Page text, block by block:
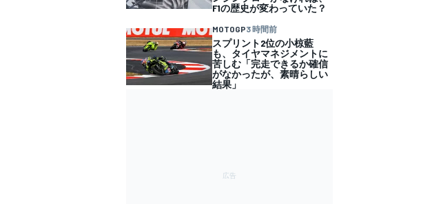
F1の歴史が変わっていた？
MOTOGP3 時間前
スプリント2位の小椋藍
も、タイヤマネジメントに
苦しむ「完走できるか確信
がなかったが、素晴らしい
結果」